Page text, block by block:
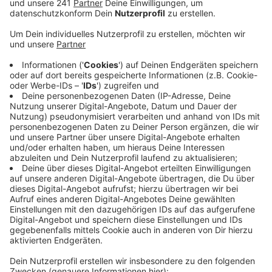
Konkret geht es der CDU um den bisherigen Bauablauf:
Laut Vertrag hätte das Gemeindezentrum mit
Minarett und Kuppel dieses Jahr im Herbst fertig
werden müssen. Bislang ist auf dem Grundstück aber
noch nichts passiert. Der Maghariba-Verein hatte
deshalb erst kürzlich um Aufschub gebeten.
Den Zeitpunkt kann die CDU nicht nachvollziehen: Die
Partei wirft dem Verein Vertragsbruch vor: Laut
Vertrag hätte der Verein den Bauverzug schon längst
„unaufgefordert und unverzüglich“ melden müssen,
kritisiert die CDU. Der Maghariba-Verein sagt, dass er